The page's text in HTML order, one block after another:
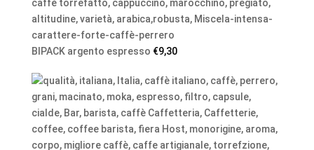
BIPACK argento espresso €9,30